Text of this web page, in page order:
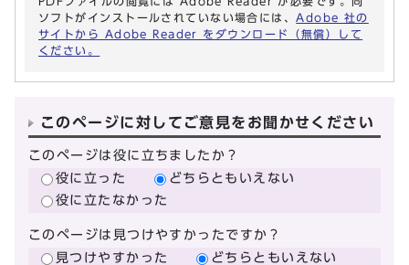
ソフトがインストールされていない場合には、 Adobe 社の
サイトから Adobe Reader をダウンロード（無償）して
ください。
このページに対してご意見をお聞かせください
このページは役に立ちましたか？
役に立った
どちらともいえない
役に立たなかった
このページは見つけやすかったですか？
見つけやすかった
どちらともいえない